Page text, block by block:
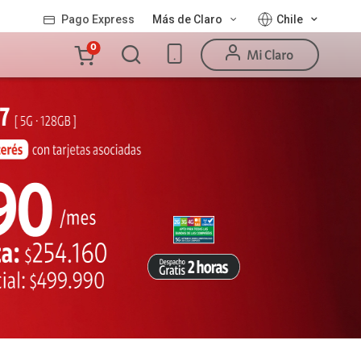
Pago Express Más de Claro Chile
Mi Claro
Carro
la
0